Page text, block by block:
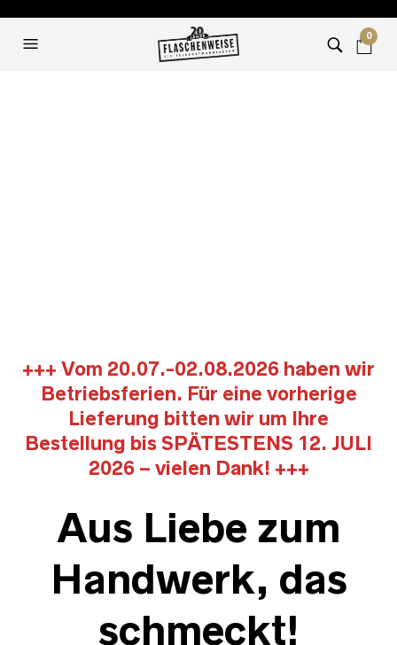
0
+++ Vom 20.07.-02.08.2026 haben wir
Betriebsferien. Für eine vorherige
Lieferung bitten wir um Ihre
Bestellung bis SPÄTESTENS 12. JULI
2026 – vielen Dank! +++
Aus Liebe zum
Handwerk, das
schmeckt!